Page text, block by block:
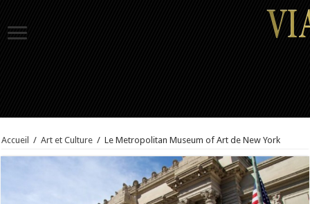
Accueil / Art et Culture / Le Metropolitan Museum of Art de New York